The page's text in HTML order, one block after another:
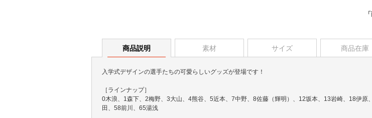
商品説明 素材 サイズ 商品在庫
入学式デザインの選手たちの可愛らしいグッズが登場です！
［ラインナップ］
0木浪、1森下、2梅野、3大山、4熊谷、5近本、7中野、8佐藤（輝明）、12坂本、13岩崎、18伊
田、58前川、65湯浅